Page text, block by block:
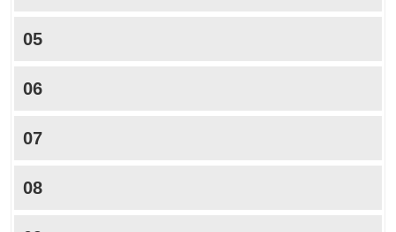
05
06
07
08